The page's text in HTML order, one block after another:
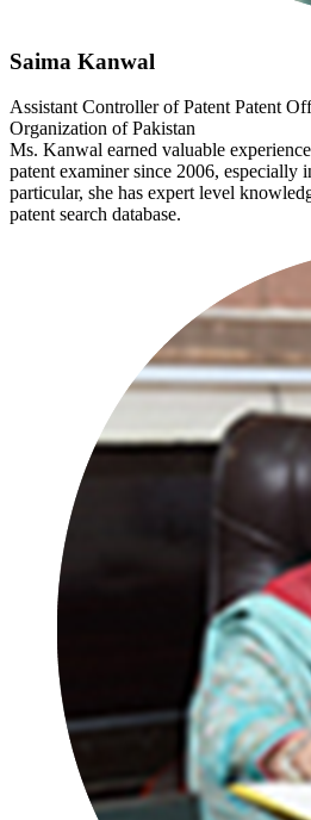
Saima Kanwal
Assistant Controller of Patent Patent
Organization of Pakistan
Ms. Kanwal earned valuable
patent examiner since 2006, especially
particular, she has expert level
patent search database.